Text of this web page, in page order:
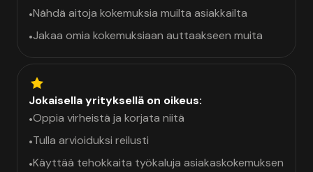
•Nähdä aitoja kokemuksia muilta asiakkailta
•Jakaa omia kokemuksiaan auttaakseen muita
Jokaisella yrityksellä on oikeus:
•Oppia virheistä ja korjata niitä
•Tulla arvioiduksi reilusti
•Käyttää tehokkaita työkaluja asiakaskokemuksen